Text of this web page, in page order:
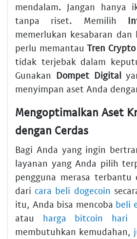
mendalam. Jangan hanya
tanpa riset. Memilih
memerlukan kesabaran
perlu memantauTren Crypto
tidak terjebak dalam
Gunakan Dompet Digital
menyimpan aset Anda
Mengoptimalkan Aset
dengan Cerdas
Bagi Anda yang ingin
layanan yang Anda pilih
pengguna merasa terbantu
dari cara beli dogecoin
itu, Anda bisa mencoba beli
atau harga bitcoin hari
membutuhkan kemudahan,